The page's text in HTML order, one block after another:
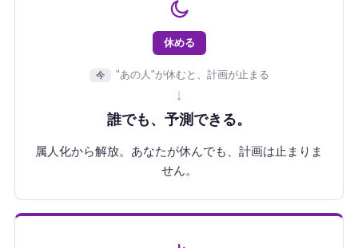
休める
今 "あの人"が休むと、計画が止まる
↓
誰でも、予測できる。
属人化から解放。あなたが休んでも、計画は止まりま
せん。